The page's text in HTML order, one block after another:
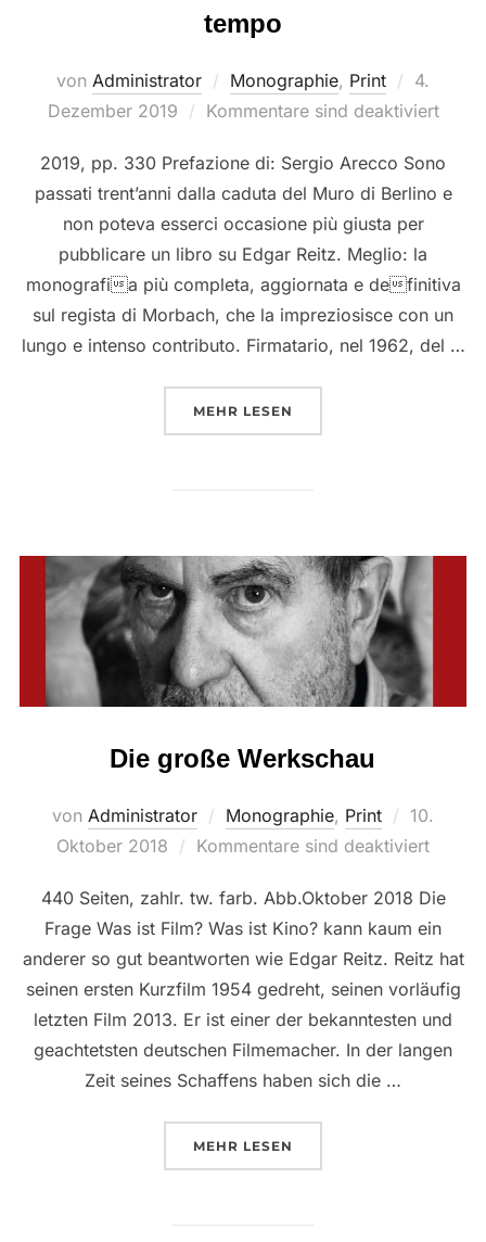
tempo
von Administrator Monographie, Print
am
4.
Dezember 2019
Kommentare sind deaktiviert
2019, pp. 330 Prefazione di: Sergio Arecco Sono
passati trent’anni dalla caduta del Muro di Berlino e
non poteva esserci occasione più giusta per
pubblicare un libro su Edgar Reitz. Meglio: la
monografia più completa, aggiornata e definitiva
sul regista di Morbach, che la impreziosisce con un
lungo e intenso contributo. Firmatario, nel 1962, del …
MEHR ÜBER “EDGAR REITZ. UNO
LESEN
Die große Werkschau
von Administrator Monographie, Print
am
10.
Oktober 2018
Kommentare sind deaktiviert
440 Seiten, zahlr. tw. farb. Abb.Oktober 2018 Die
Frage Was ist Film? Was ist Kino? kann kaum ein
anderer so gut beantworten wie Edgar Reitz. Reitz hat
seinen ersten Kurzfilm 1954 gedreht, seinen vorläufig
letzten Film 2013. Er ist einer der bekanntesten und
geachtetsten deutschen Filmemacher. In der langen
Zeit seines Schaffens haben sich die …
MEHR ÜBER “DIE GROSSE
LESEN